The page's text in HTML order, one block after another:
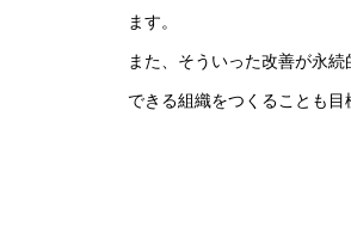
ます。
また、そういった改善が永
できる組織をつくることも目